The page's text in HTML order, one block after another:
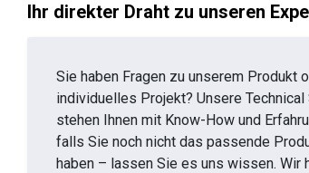
Ihr direkter Draht zu unseren
Sie haben Fragen zu unserem Produkt
individuelles Projekt? Unsere
stehen Ihnen mit Know-How und
falls Sie noch nicht das passende
haben – lassen Sie es uns wissen. Wir